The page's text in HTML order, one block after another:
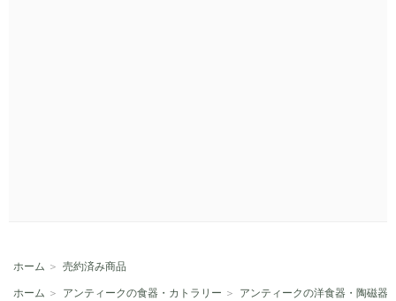
ホーム ＞ 売約済み商品
ホーム ＞ アンティークの食器・カトラリー ＞ アンティークの洋食器・陶磁器